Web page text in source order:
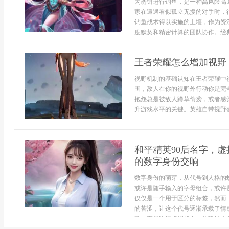
为诱饵进行钓鱼，是一种高风险
家在遭遇看似孤立无援的对手时
钓鱼战术得以实施的土壤，作为
度默契和精密计算的团队协作。经
王者荣耀怎么增加视
视野机制的基础认知在王者荣耀
围，敌人在你的视野外行动你是
抱怨总是被敌人蹲草偷袭，或者
升游戏水平的关键。英雄自带视野
和平精英90后名字，
的数字身份交响
数字身份的萌芽，从代号到人格
或许是随手输入的字母组合，或
仅仅是一个用于区分的标签，然
的苦涩，让这个代号逐渐承载了
己，更是连接虚拟战友、构建社交